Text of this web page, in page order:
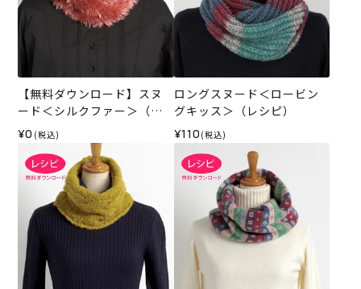
【無料ダウンロード】スヌ
ード＜シルクファー＞（レ
シピ）
¥0 (税込)
ロングスヌード＜ロービン
グキッス＞（レシピ）
¥110 (税込)